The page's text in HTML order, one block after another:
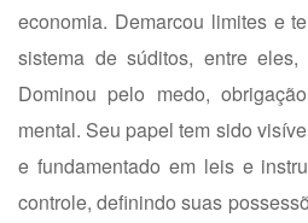
economia. Demarcou limites e
sistema de súditos, entre
Dominou pelo medo,
mental. Seu papel tem sido
e fundamentado em leis e
controle, definindo suas